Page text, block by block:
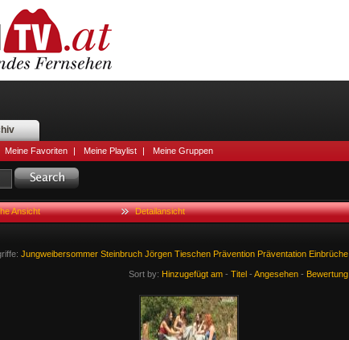
Meine Favoriten | Meine Playlist | Meine Gruppen
Ansicht Detailansicht
Jungweibersommer Steinbruch Jörgen Tieschen Prävention Präventation Einbrüche
Sort by: Hinzugefügt am - Titel - Angesehen - Bewertung